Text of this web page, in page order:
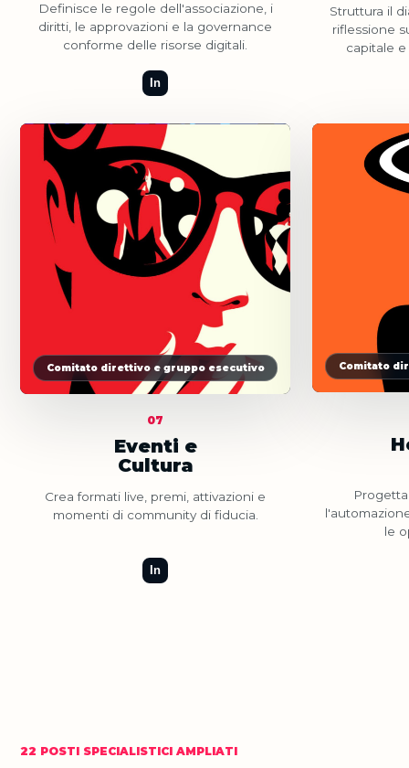
Definisce le regole dell'associazione, i
diritti, le approvazioni e la governance
conforme delle risorse digitali.
In
Struttura il
riflessione
capitale e
Comitato direttivo e gruppo esecutivo
07
Eventi e
Cultura
Crea formati live, premi, attivazioni e
momenti di community di fiducia.
In
Comitato
le
22 POSTI SPECIALISTICI AMPLIATI